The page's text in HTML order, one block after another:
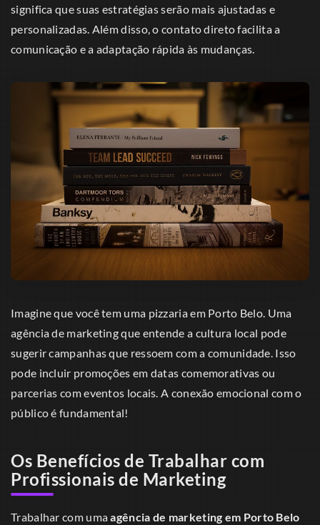
significa que suas estratégias serão mais ajustadas e
personalizadas. Além disso, o contato direto facilita a
comunicação e a adaptação rápida às mudanças.
Imagine que você tem uma pizzaria em Porto Belo. Uma
agência de marketing que entende a cultura local pode
sugerir campanhas que ressoem com a comunidade. Isso
pode incluir promoções em datas comemorativas ou
parcerias com eventos locais. A conexão emocional com o
público é fundamental!
Os Benefícios de Trabalhar com
Profissionais de Marketing
Trabalhar com umaagência de marketing em Porto Belo